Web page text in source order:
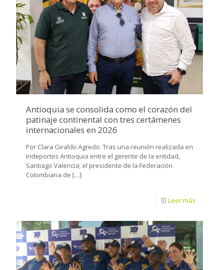
Antioquia se consolida como el corazón del
patinaje continental con tres certámenes
internacionales en 2026
Por Clara Giraldo Agredo. Tras una reunión realizada en
Indeportes Antioquia entre el gerente de la entidad,
Santiago Valencia; el presidente de la Federación
Colombiana de […]
Leer más